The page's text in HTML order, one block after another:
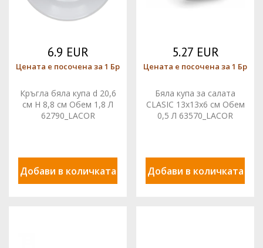
6.9 EUR
Цената е посочена за 1 Бр
Кръгла бяла купа d 20,6
см H 8,8 см Обем 1,8 Л
62790_LACOR
Добави в количката
5.27 EUR
Цената е посочена за 1 Бр
Бяла купа за салата
CLASIC 13x13x6 см Обем
0,5 Л 63570_LACOR
Добави в количката